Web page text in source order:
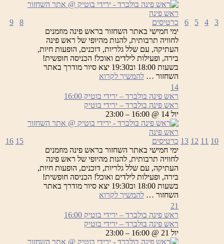
3
4
5
6
כרטיסים
ימי חמישי באתר השחזור בראש פינה מוזמנים
לחוויה תרבותית, להנות מהיופי של ראש פינה
העתיקה, עם שלל גלריות, דוכנים, הופעות חיות,
בירה, ופעילות לילדים ואוכל! הכניסה חופשית!
בשעות 18:00 וב19:30 יצא סיור מודרך באתר
השחזור … להמשיך לקרוא
בולברד
–
ירידי
בוטיק
8
9
10
11
12
13
14
ראש פינה בולברד – ירידי בוטיק 16:00
ראש פינה בולברד – ירידי בוטיק
יול 14 @ 16:00 – 23:00
כרטיסים
ימי חמישי באתר השחזור בראש פינה מוזמנים
לחוויה תרבותית, להנות מהיופי של ראש פינה
העתיקה, עם שלל גלריות, דוכנים, הופעות חיות,
בירה, ופעילות לילדים ואוכל! הכניסה חופשית!
בשעות 18:00 וב19:30 יצא סיור מודרך באתר
השחזור … להמשיך לקרוא
בולברד
–
ירידי
בוטיק
15
16
21
ראש פינה בולברד – ירידי בוטיק 16:00
ראש פינה בולברד – ירידי בוטיק
יול 21 @ 16:00 – 23:00